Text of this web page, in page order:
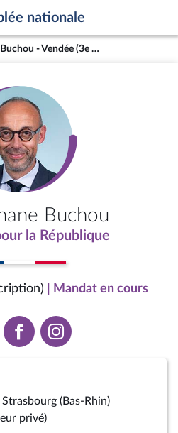
nationale
M. Stéphane Buchou - Vendée (3e circonscription)
Buchou
la République
| Mandat en cours
Voir
la
Voir
la
(Bas-Rhin)
privé)